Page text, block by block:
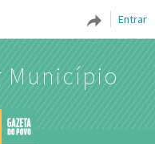
Entrar
Município